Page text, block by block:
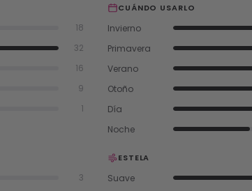
18
32
16
9
1
CUÁNDO USARLO
Invierno
Primavera
Verano
Otoño
Día
Noche
3
ESTELA
Suave